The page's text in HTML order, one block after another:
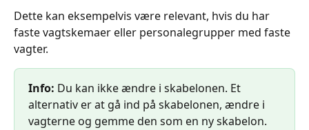
Dette kan eksempelvis være relevant, hvis du har
faste vagtskemaer eller personalegrupper med faste
vagter.
Info: Du kan ikke ændre i skabelonen. Et
alternativ er at gå ind på skabelonen, ændre i
vagterne og gemme den som en ny skabelon.